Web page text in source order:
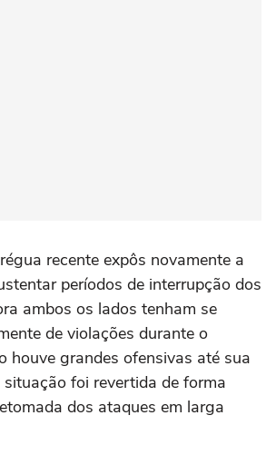
recente expôs novamente a
períodos de interrupção dos
ambos os lados tenham se
de violações durante o
houve grandes ofensivas até sua
situação foi revertida de forma
dos ataques em larga